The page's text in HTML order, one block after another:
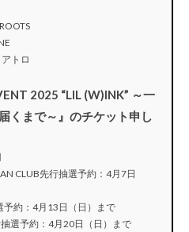
トロ
2025 “LIL (W)INK” ～一
くまで～』のチケット申し
CLUB先行抽選予約：4月7日
予約：4月13日（日）まで
選予約：4月20日（日）まで